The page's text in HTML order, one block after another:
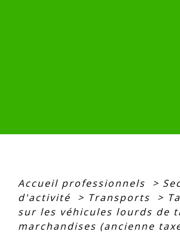
Accueil professionnels >
d'activité
> Transports >
sur les véhicules lourds de
marchandises (ancienne